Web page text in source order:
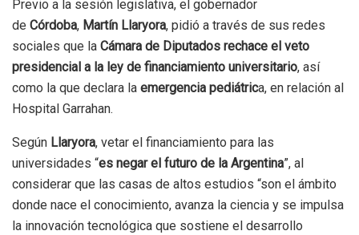
Previo a la sesión legislativa, el gobernador
de Córdoba, Martín Llaryora, pidió a través de sus redes
sociales que la Cámara de Diputados rechace el veto
presidencial a la ley de financiamiento universitario, así
como la que declara la emergencia pediátrica, en relación al
Hospital Garrahan.
Según Llaryora, vetar el financiamiento para las
universidades “es negar el futuro de la Argentina”, al
considerar que las casas de altos estudios “son el ámbito
donde nace el conocimiento, avanza la ciencia y se impulsa
la innovación tecnológica que sostiene el desarrollo